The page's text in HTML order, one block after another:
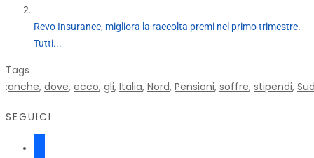
Revo Insurance, migliora la raccolta premi nel primo trimestre.
Tutti...
Tags
:anche, dove, ecco, gli, Italia, Nord, Pensioni, soffre, stipendi,
SEGUICI